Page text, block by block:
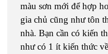
màu sơn mới để hợp
gia chủ cũng như tôn
nhà. Bạn cần có kiến
như có 1 ít kiến thức